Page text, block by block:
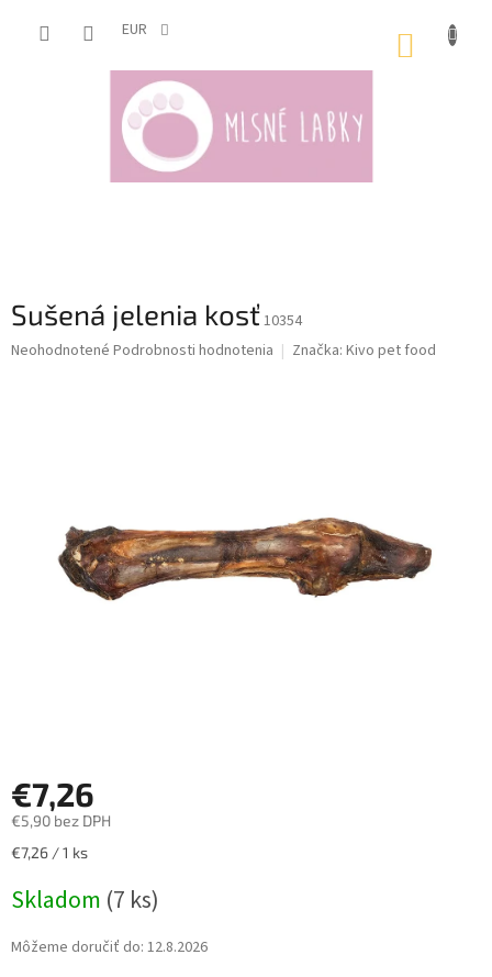
EUR
Sušená jelenia kosť10354
Priemerné
Neohodnotené Podrobnosti hodnotenia Značka: Kivo pet food
€7,26
€5,90 bez DPH
Jednotková
€7,26 / 1 ks
Skladom (7 ks)
Môžeme doručiť do: 12.8.2026